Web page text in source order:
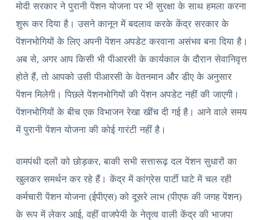
मोदी सरकार ने पुरानी पेंशन योजना पर भी सुरक्षा के साथ हमला करना
शुरू कर दिया है। उसने कानून में बदलाव करके केंद्र सरकार के
पेंशनभोगियों के लिए अपनी पेंशन अपडेट करवाना असंभव बना दिया है।
अब से, अगर आप किसी भी पीआरसी के कार्यकाल के दौरान सेवानिवृत्त
होते हैं, तो आपको उसी पीआरसी के वेतनमान और डीए के अनुसार
पेंशन मिलेगी। पिछले पेंशनभोगियों की पेंशन अपडेट नहीं की जाएगी।
पेंशनभोगियों के बीच एक विभाजन रेखा खींच दी गई है। आने वाले समय
में पुरानी पेंशन योजना की कोई गारंटी नहीं है।
वामपंथी दलों को छोड़कर, बाकी सभी सत्तारूढ़ दल पेंशन सुधारों का
खुलकर समर्थन कर रहे हैं। केंद्र में कांग्रेस पार्टी घाटे में चल रही
कर्मचारी पेंशन योजना (ईपीएस) को दूसरे लाभ (पीएफ की जगह पेंशन)
के रूप में लेकर आई, वहीं वाजपेयी के नेतृत्व वाली केंद्र की भाजपा